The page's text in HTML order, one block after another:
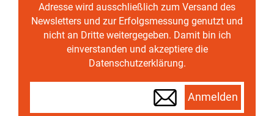
Adresse wird ausschließlich zum Versand des
Newsletters und zur Erfolgsmessung genutzt und
nicht an Dritte weitergegeben. Damit bin ich
einverstanden und akzeptiere die
Datenschutzerklärung.
Anmelden